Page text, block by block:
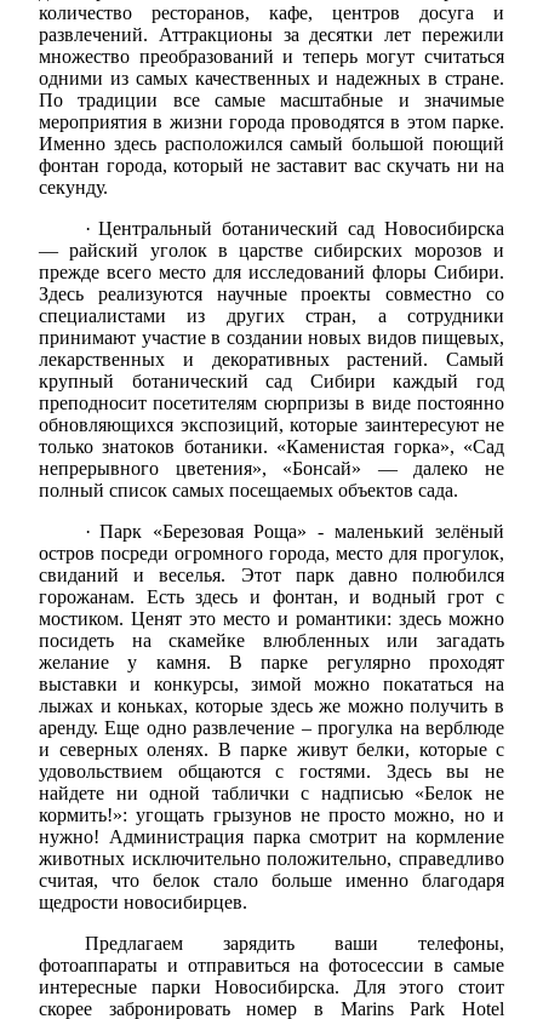
количество ресторанов, кафе, центров досуга и
развлечений. Аттракционы за десятки лет пережили
множество преобразований и теперь могут считаться
одними из самых качественных и надежных в стране.
По традиции все самые масштабные и значимые
мероприятия в жизни города проводятся в этом парке.
Именно здесь расположился самый большой поющий
фонтан города, который не заставит вас скучать ни на
секунду.
· Центральный ботанический сад Новосибирска
— райский уголок в царстве сибирских морозов и
прежде всего место для исследований флоры Сибири.
Здесь реализуются научные проекты совместно со
специалистами из других стран, а сотрудники
принимают участие в создании новых видов пищевых,
лекарственных и декоративных растений. Самый
крупный ботанический сад Сибири каждый год
преподносит посетителям сюрпризы в виде постоянно
обновляющихся экспозиций, которые заинтересуют не
только знатоков ботаники. «Каменистая горка», «Сад
непрерывного цветения», «Бонсай» — далеко не
полный список самых посещаемых объектов сада.
· Парк «Березовая Роща» - маленький зелёный
остров посреди огромного города, место для прогулок,
свиданий и веселья. Этот парк давно полюбился
горожанам. Есть здесь и фонтан, и водный грот с
мостиком. Ценят это место и романтики: здесь можно
посидеть на скамейке влюбленных или загадать
желание у камня. В парке регулярно проходят
выставки и конкурсы, зимой можно покататься на
лыжах и коньках, которые здесь же можно получить в
аренду. Еще одно развлечение – прогулка на верблюде
и северных оленях. В парке живут белки, которые с
удовольствием общаются с гостями. Здесь вы не
найдете ни одной таблички с надписью «Белок не
кормить!»: угощать грызунов не просто можно, но и
нужно! Администрация парка смотрит на кормление
животных исключительно положительно, справедливо
считая, что белок стало больше именно благодаря
щедрости новосибирцев.
Предлагаем зарядить ваши телефоны,
фотоаппараты и отправиться на фотосессии в самые
интересные парки Новосибирска. Для этого стоит
скорее забронировать номер в Marins Park Hotel